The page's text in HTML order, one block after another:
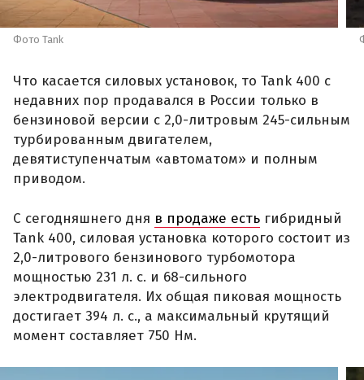
Фото Tank
Что касается силовых установок, то Tank 400 с
недавних пор продавался в России только в
бензиновой версии с 2,0-литровым 245-сильным
турбированным двигателем,
девятиступенчатым «автоматом» и полным
приводом.
С сегодняшнего дня в продаже есть гибридный
Tank 400, силовая установка которого состоит из
2,0-литрового бензинового турбомотора
мощностью 231 л. с. и 68-сильного
электродвигателя. Их общая пиковая мощность
достигает 394 л. с., а максимальный крутящий
момент составляет 750 Нм.